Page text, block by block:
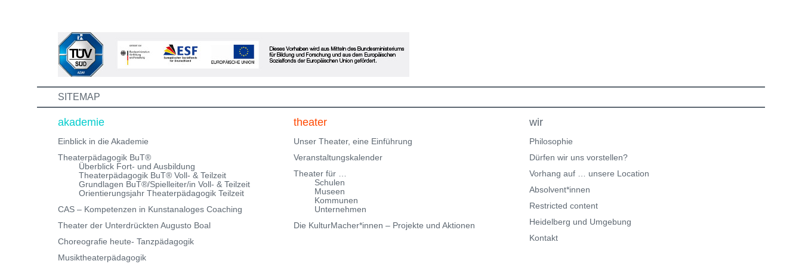
Weiterbildungen und erhalte eine Einladung zum
Informations- und Aufnahmeworkshop. Bei Fragen,
schreibe uns einfach eine Mail an:
info@theaterwerkstatt-heidelberg.de Wir freuen uns auf
Klingenteichstraße verfügen. Hinweise über
Parkmöglichkeiten findest Du hier:
SITEMAP
akademie
Einblick in die Akademie
Theaterpädagogik BuT®
Überblick Fort- und Ausbildung
Theaterpädagogik BuT® Voll- & Teilzeit
Grundlagen BuT®/Spielleiter/in Voll- & Teilzeit
Orientierungsjahr Theaterpädagogik Teilzeit
CAS – Kompetenzen in Kunstanaloges Coaching
Theater der Unterdrückten Augusto Boal
Choreografie heute- Tanzpädagogik
Musiktheaterpädagogik
theater
Unser Theater, eine Einführung
Veranstaltungskalender
Theater für …
Schulen
Museen
Kommunen
Unternehmen
Die KulturMacher*innen – Projekte und Aktionen
wir
Philosophie
Dürfen wir uns vorstellen?
Vorhang auf … unsere Location
Absolvent*innen
Restricted content
Heidelberg und Umgebung
Kontakt